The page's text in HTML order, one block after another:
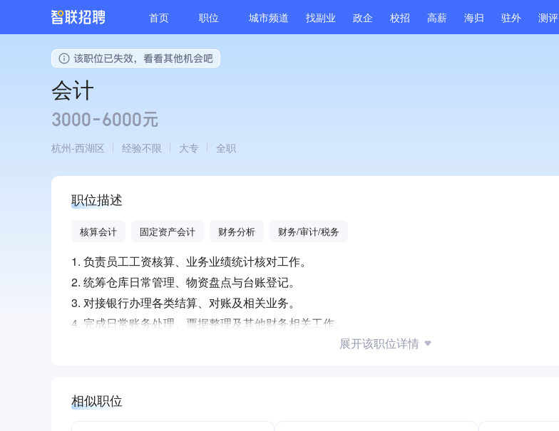
首页 职位 城市频道 找副业 政企 校招 高薪 海归 驻外 测评
会计
3000-6000元
杭州 西湖区 经验不限 大专 全职
职位描述
核算会计 固定资产会计 财务分析 财务/审计/税务
1. 负责员工工资核算、业务业绩统计核对工作。
2. 统筹仓库日常管理、物资盘点与台账登记。
3. 对接银行办理各类结算、对账及相关业务。
4. 完成日常账务处理、票据整理及其他财务相关工作。
展开该职位详情
相似职位